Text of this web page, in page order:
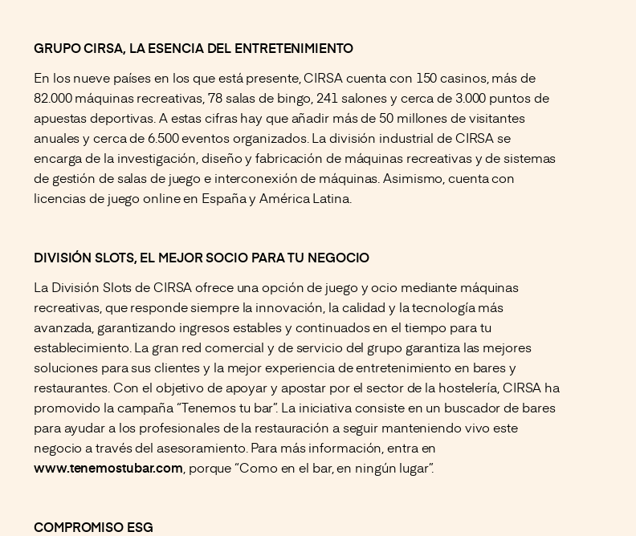
GRUPO CIRSA, LA ESENCIA DEL ENTRETENIMIENTO
En los nueve países en los que está presente, CIRSA cuenta con 150 casinos, más de
82.000 máquinas recreativas, 78 salas de bingo, 241 salones y cerca de 3.000 puntos de
apuestas deportivas. A estas cifras hay que añadir más de 50 millones de visitantes
anuales y cerca de 6.500 eventos organizados. La división industrial de CIRSA se
encarga de la investigación, diseño y fabricación de máquinas recreativas y de sistemas
de gestión de salas de juego e interconexión de máquinas. Asimismo, cuenta con
licencias de juego online en España y América Latina.
DIVISIÓN SLOTS, EL MEJOR SOCIO PARA TU NEGOCIO
La División Slots de CIRSA ofrece una opción de juego y ocio mediante máquinas
recreativas, que responde siempre la innovación, la calidad y la tecnología más
avanzada, garantizando ingresos estables y continuados en el tiempo para tu
establecimiento. La gran red comercial y de servicio del grupo garantiza las mejores
soluciones para sus clientes y la mejor experiencia de entretenimiento en bares y
restaurantes. Con el objetivo de apoyar y apostar por el sector de la hostelería, CIRSA ha
promovido la campaña “Tenemos tu bar”. La iniciativa consiste en un buscador de bares
para ayudar a los profesionales de la restauración a seguir manteniendo vivo este
negocio a través del asesoramiento. Para más información, entra en
www.tenemostubar.com , porque “Como en el bar, en ningún lugar”.
COMPROMISO ESG